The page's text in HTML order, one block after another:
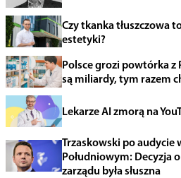
Czy tkanka tłuszczowa
estetyki?
Polsce grozi powtórka z
są miliardy, tym razem
Lekarze AI zmorą na
Trzaskowski po audycie
Południowym: Decyzja
zarządu była słuszna